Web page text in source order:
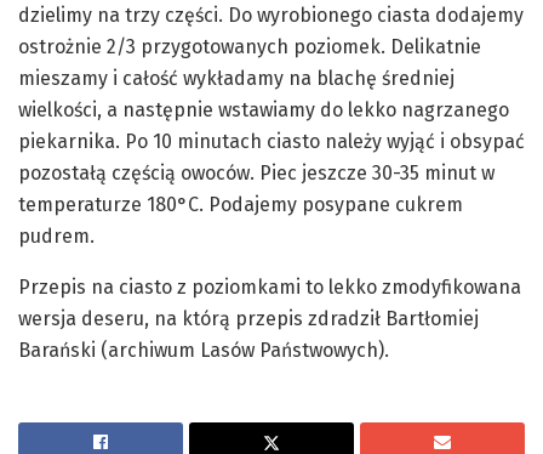
dzielimy na trzy części. Do wyrobionego ciasta dodajemy
ostrożnie 2/3 przygotowanych poziomek. Delikatnie
mieszamy i całość wykładamy na blachę średniej
wielkości, a następnie wstawiamy do lekko nagrzanego
piekarnika. Po 10 minutach ciasto należy wyjąć i obsypać
pozostałą częścią owoców. Piec jeszcze 30-35 minut w
temperaturze 180°C. Podajemy posypane cukrem
pudrem.
Przepis na ciasto z poziomkami to lekko zmodyfikowana
wersja deseru, na którą przepis zdradził Bartłomiej
Barański (archiwum Lasów Państwowych).